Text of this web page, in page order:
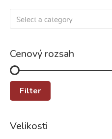
Select a category
Cenový rozsah
Filter
Velikosti